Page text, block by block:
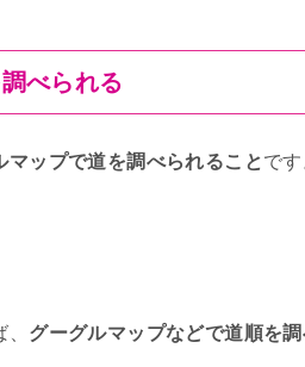
べられる
マップで道を調べられることです
グーグルマップなどで道順を